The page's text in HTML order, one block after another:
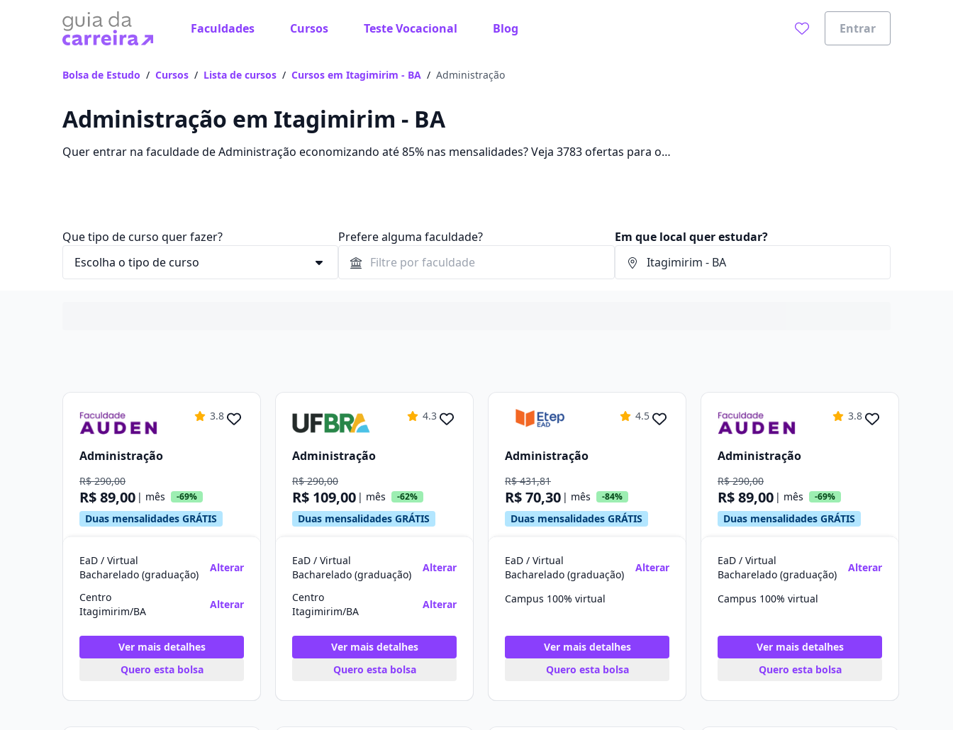
Faculdades Cursos Teste Vocacional Blog Entrar
Bolsa de Estudo / Cursos / Lista de cursos / Cursos em Itagimirim - BA / Administração
Administração em Itagimirim - BA
Quer entrar na faculdade de Administração economizando até 85% nas mensalidades? Veja 3783 ofertas para o
Que tipo de curso quer fazer? Prefere alguma faculdade? Em que local quer estudar?
3.8
Administração
R$ 290,00
R$ 89,00 | mês -69%
Duas mensalidades GRÁTIS
EaD / Virtual
Bacharelado (graduação)
Alterar
Centro
Itagimirim/BA
Alterar
Ver mais detalhes
Quero esta bolsa
4.3
Administração
R$ 290,00
R$ 109,00 | mês -62%
Duas mensalidades GRÁTIS
EaD / Virtual
Bacharelado (graduação)
Alterar
Centro
Itagimirim/BA
Alterar
Ver mais detalhes
Quero esta bolsa
4.5
Administração
R$ 431,81
R$ 70,30 | mês -84%
Duas mensalidades GRÁTIS
EaD / Virtual
Bacharelado (graduação)
Alterar
Campus 100% virtual
Ver mais detalhes
Quero esta bolsa
3.8
Administração
R$ 290,00
R$ 89,00 | mês -69%
Duas mensalidades GRÁTIS
EaD / Virtual
Bacharelado (graduação)
Alterar
Campus 100% virtual
Ver mais detalhes
Quero esta bolsa